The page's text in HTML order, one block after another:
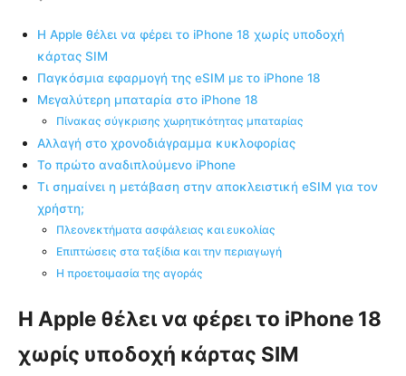
Η Apple θέλει να φέρει το iPhone 18 χωρίς υποδοχή
κάρτας SIM
Παγκόσμια εφαρμογή της eSIM με το iPhone 18
Μεγαλύτερη μπαταρία στο iPhone 18
Πίνακας σύγκρισης χωρητικότητας μπαταρίας
Αλλαγή στο χρονοδιάγραμμα κυκλοφορίας
Το πρώτο αναδιπλούμενο iPhone
Τι σημαίνει η μετάβαση στην αποκλειστική eSIM για τον
χρήστη;
Πλεονεκτήματα ασφάλειας και ευκολίας
Επιπτώσεις στα ταξίδια και την περιαγωγή
Η προετοιμασία της αγοράς
Η Apple θέλει να φέρει το iPhone 18
χωρίς υποδοχή κάρτας SIM